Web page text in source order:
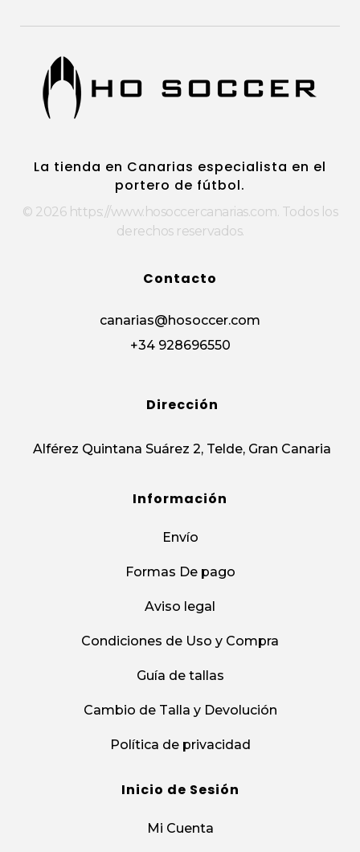
La tienda en Canarias especialista en el
portero de fútbol.
© 2026 https://www.hosoccercanarias.com. Todos los
derechos reservados.
Contacto
canarias@hosoccer.com
+34 928696550
Dirección
Alférez Quintana Suárez 2, Telde, Gran Canaria
Información
Envío
Formas De pago
Aviso legal
Condiciones de Uso y Compra
Guía de tallas
Cambio de Talla y Devolución
Política de privacidad
Inicio de Sesión
Mi Cuenta